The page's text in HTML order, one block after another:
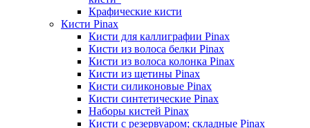
Крафические кисти
Кисти Pinax
Кисти для каллиграфии Pinax
Кисти из волоса белки Pinax
Кисти из волоса колонка Pinax
Кисти из щетины Pinax
Кисти силиконовые Pinax
Кисти синтетические Pinax
Наборы кистей Pinax
Кисти с резервуаром; складные Pinax